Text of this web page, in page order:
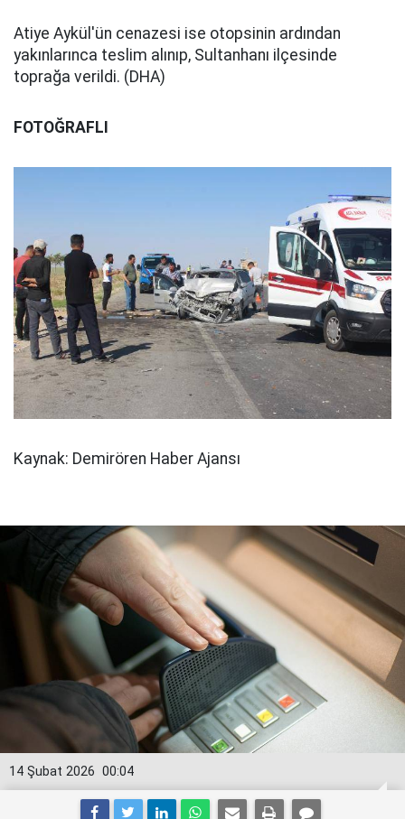
Atiye Aykül'ün cenazesi ise otopsinin ardından
yakınlarınca teslim alınıp, Sultanhanı ilçesinde
toprağa verildi. (DHA)
FOTOĞRAFLI
Kaynak: Demirören Haber Ajansı
00:04
14 Şubat 2026